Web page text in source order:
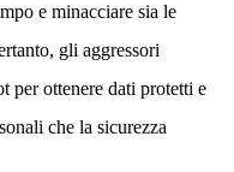
e minacciare sia le
gli aggressori
ottenere dati protetti e
che la sicurezza